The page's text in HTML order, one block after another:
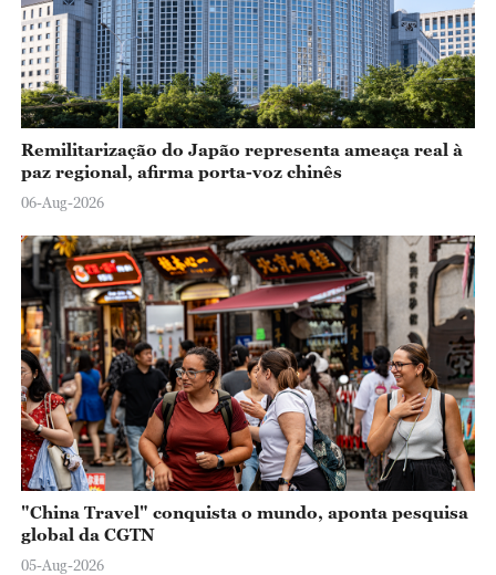
Remilitarização do Japão representa ameaça real à
paz regional, afirma porta-voz chinês
06-Aug-2026
"China Travel" conquista o mundo, aponta pesquisa
global da CGTN
05-Aug-2026